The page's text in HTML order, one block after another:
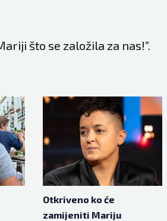
što se založila za nas!”.
Otkriveno ko će
zamijeniti Mariju